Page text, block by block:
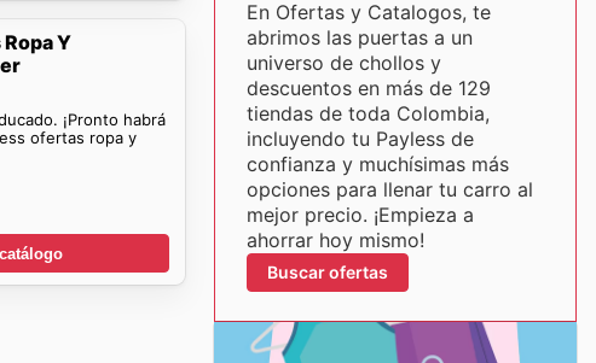
Y
¡Pronto habrá
ofertas ropa y
En Ofertas y Catalogos, te
abrimos las puertas a un
universo de chollos y
descuentos en más de 129
tiendas de toda Colombia,
incluyendo tu Payless de
confianza y muchísimas más
opciones para llenar tu carro al
mejor precio. ¡Empieza a
ahorrar hoy mismo!
Buscar ofertas